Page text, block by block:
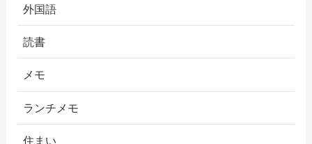
外国語
読書
メモ
ランチメモ
住まい